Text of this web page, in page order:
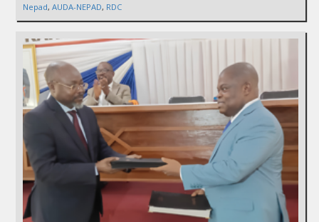
Nepad, AUDA-NEPAD, RDC